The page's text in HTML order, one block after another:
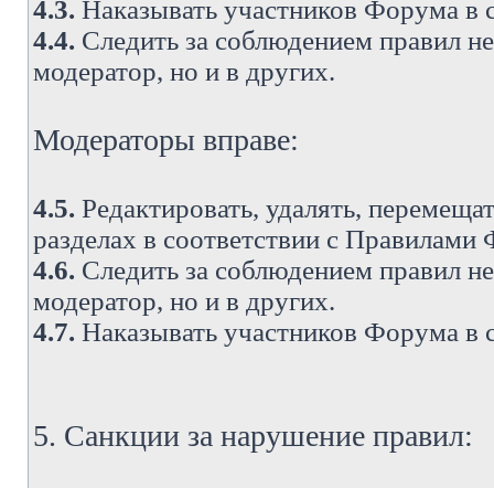
4.3. Наказывать участников Форума
4.4. Следить за соблюдением правил
модератор, но и в других.
Модераторы вправе:
4.5. Редактировать, удалять,
разделах в соответствии с
4.6. Следить за соблюдением правил
модератор, но и в других.
4.7. Наказывать участников Форума
5. Санкции за нарушение правил: